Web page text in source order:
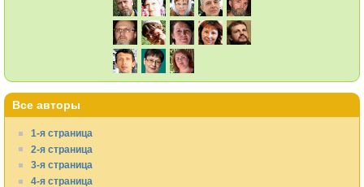
Все авторы
1-я страница
2-я страница
3-я страница
4-я страница